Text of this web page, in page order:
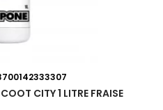
CITY 1 LITRE FRAISE